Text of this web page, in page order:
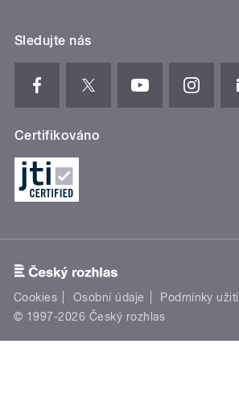
Sledujte nás
Certifikováno
Cookies Osobní údaje Podmínky užití
© 1997-2026 Český rozhlas